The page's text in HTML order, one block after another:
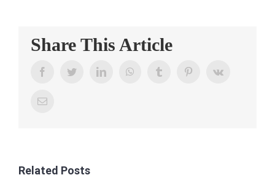
Share This Article
FacebookTwitterLinkedIn WhatsAppTumblr PinterestVk
Email
Related Posts